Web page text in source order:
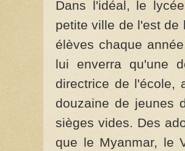
Dans l'idéal, le
petite ville de l'est de
élèves chaque
lui enverra qu'une
directrice de l'école,
douzaine de jeunes
sièges vides. Des
que le Myanmar, le